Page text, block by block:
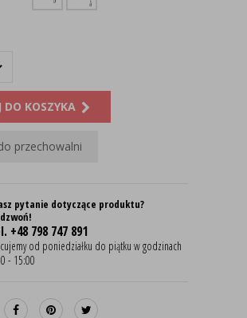
DO KOSZYKA
przechowalni
pytanie dotyczące produktu?
+48 798 747 891
od poniedziałku do piątku w godzinach
- 15:00